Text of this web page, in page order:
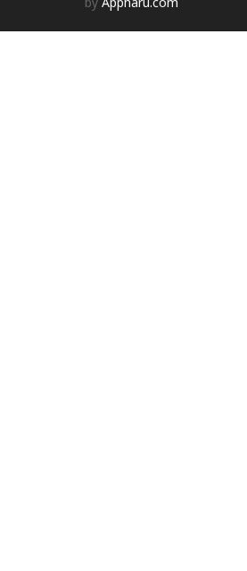
byAppharu.com